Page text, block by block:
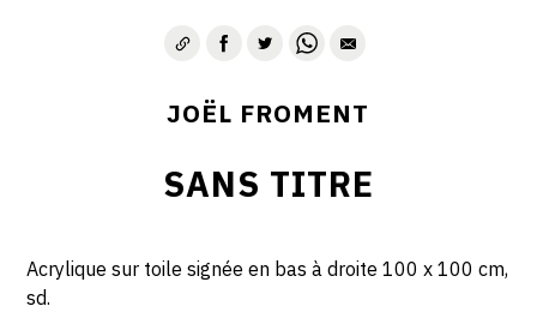
JOËL FROMENT
SANS TITRE
Acrylique sur toile signée en bas à droite 100 x 100 cm,
sd.